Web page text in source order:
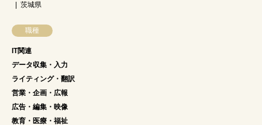
茨城県
職種
IT関連
データ収集・入力
ライティング・翻訳
営業・企画・広報
広告・編集・映像
教育・医療・福祉